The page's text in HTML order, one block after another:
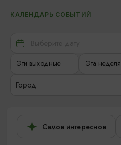
КАЛЕНДАРЬ СОБЫТИЙ
Эти выходные Эта неделя
Город
Самое интересное